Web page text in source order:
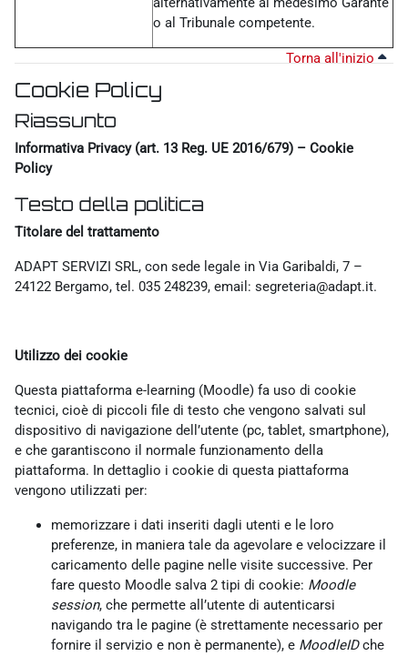
o al Tribunale competente.
Torna all'inizio
Cookie Policy
Riassunto
Informativa Privacy (art. 13 Reg. UE 2016/679) – Cookie
Policy
Testo della politica
Titolare del trattamento
ADAPT SERVIZI SRL, con sede legale in Via Garibaldi, 7 –
24122 Bergamo, tel. 035 248239, email: segreteria@adapt.it.
Utilizzo dei cookie
Questa piattaforma e-learning (Moodle) fa uso di cookie
tecnici, cioè di piccoli file di testo che vengono salvati sul
dispositivo di navigazione dell’utente (pc, tablet, smartphone),
e che garantiscono il normale funzionamento della
piattaforma. In dettaglio i cookie di questa piattaforma
vengono utilizzati per:
memorizzare i dati inseriti dagli utenti e le loro
preferenze, in maniera tale da agevolare e velocizzare il
caricamento delle pagine nelle visite successive. Per
fare questo Moodle salva 2 tipi di cookie: Moodle
session, che permette all’utente di autenticarsi
navigando tra le pagine (è strettamente necessario per
fornire il servizio e non è permanente), e MoodleIDche